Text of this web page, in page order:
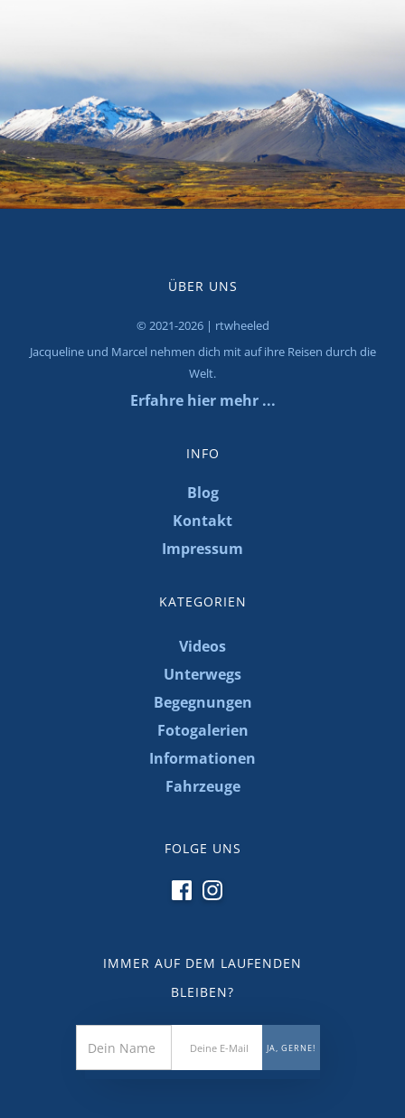
ÜBER UNS
© 2021-2026 | rtwheeled
Jacqueline und Marcel nehmen dich mit auf ihre Reisen durch die
Welt.
Erfahre hier mehr ...
INFO
Blog
Kontakt
Impressum
KATEGORIEN
Videos
Unterwegs
Begegnungen
Fotogalerien
Informationen
Fahrzeuge
FOLGE UNS
IMMER AUF DEM LAUFENDEN
BLEIBEN?